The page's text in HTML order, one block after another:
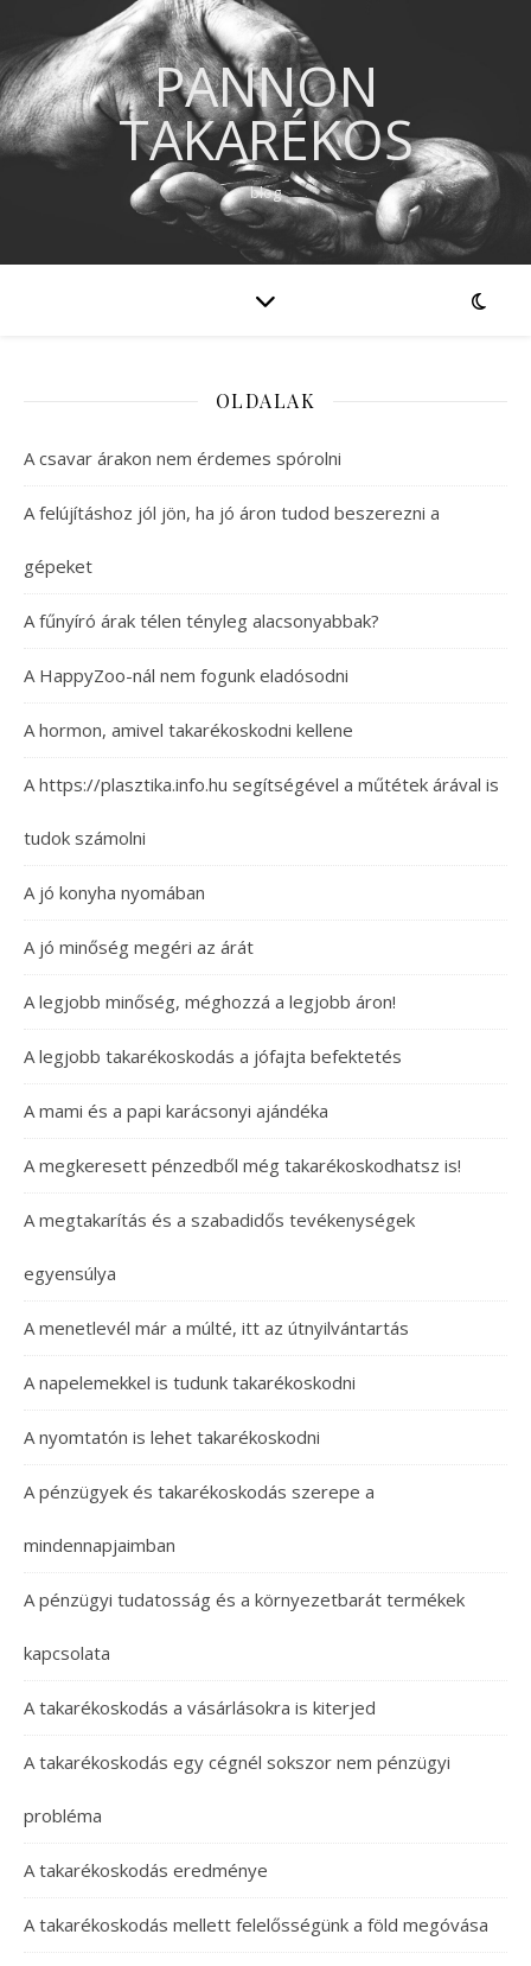
PANNON
TAKARÉKOS
blog
OLDALAK
A csavar árakon nem érdemes spórolni
A felújításhoz jól jön, ha jó áron tudod beszerezni a
gépeket
A fűnyíró árak télen tényleg alacsonyabbak?
A HappyZoo-nál nem fogunk eladósodni
A hormon, amivel takarékoskodni kellene
A https://plasztika.info.hu segítségével a műtétek árával is
tudok számolni
A jó konyha nyomában
A jó minőség megéri az árát
A legjobb minőség, méghozzá a legjobb áron!
A legjobb takarékoskodás a jófajta befektetés
A mami és a papi karácsonyi ajándéka
A megkeresett pénzedből még takarékoskodhatsz is!
A megtakarítás és a szabadidős tevékenységek
egyensúlya
A menetlevél már a múlté, itt az útnyilvántartás
A napelemekkel is tudunk takarékoskodni
A nyomtatón is lehet takarékoskodni
A pénzügyek és takarékoskodás szerepe a
mindennapjaimban
A pénzügyi tudatosság és a környezetbarát termékek
kapcsolata
A takarékoskodás a vásárlásokra is kiterjed
A takarékoskodás egy cégnél sokszor nem pénzügyi
probléma
A takarékoskodás eredménye
A takarékoskodás mellett felelősségünk a föld megóvása